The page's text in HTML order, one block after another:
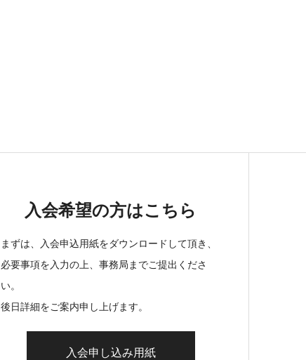
入会希望の方はこちら
まずは、入会申込用紙をダウンロードして頂き、
必要事項を入力の上、事務局までご提出くださ
い。
後日詳細をご案内申し上げます。
入会申し込み用紙